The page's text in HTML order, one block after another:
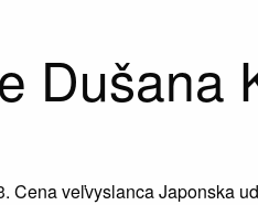
Dušana
Cena veľvyslanca Japonska